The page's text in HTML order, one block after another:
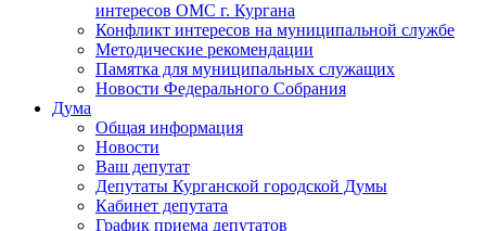
интересов ОМС г. Кургана
Конфликт интересов на муниципальной службе
Методические рекомендации
Памятка для муниципальных служащих
Новости Федерального Cобрания
Дума
Общая информация
Новости
Ваш депутат
Депутаты Курганской городской Думы
Кабинет депутата
График приема депутатов